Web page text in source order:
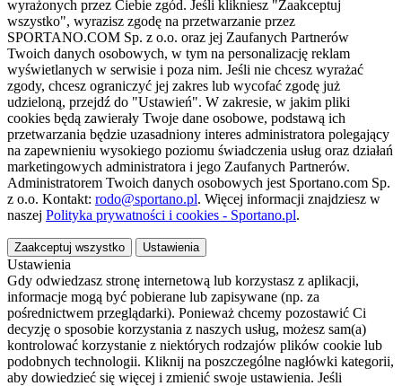
wyrażonych przez Ciebie zgód. Jeśli klikniesz "Zaakceptuj
wszystko", wyrazisz zgodę na przetwarzanie przez
SPORTANO.COM Sp. z o.o. oraz jej Zaufanych Partnerów
Twoich danych osobowych, w tym na personalizację reklam
wyświetlanych w serwisie i poza nim. Jeśli nie chcesz wyrażać
zgody, chcesz ograniczyć jej zakres lub wycofać zgodę już
udzieloną, przejdź do "Ustawień". W zakresie, w jakim pliki
cookies będą zawierały Twoje dane osobowe, podstawą ich
przetwarzania będzie uzasadniony interes administratora polegający
na zapewnieniu wysokiego poziomu świadczenia usług oraz działań
marketingowych administratora i jego Zaufanych Partnerów.
Administratorem Twoich danych osobowych jest Sportano.com Sp.
z o.o. Kontakt: rodo@sportano.pl. Więcej informacji znajdziesz w
naszej Polityka prywatności i cookies - Sportano.pl.
Zaakceptuj wszystko Ustawienia
Ustawienia
Gdy odwiedzasz stronę internetową lub korzystasz z aplikacji,
informacje mogą być pobierane lub zapisywane (np. za
pośrednictwem przeglądarki). Ponieważ chcemy pozostawić Ci
decyzję o sposobie korzystania z naszych usług, możesz sam(a)
kontrolować korzystanie z niektórych rodzajów plików cookie lub
podobnych technologii. Kliknij na poszczególne nagłówki kategorii,
aby dowiedzieć się więcej i zmienić swoje ustawienia. Jeśli